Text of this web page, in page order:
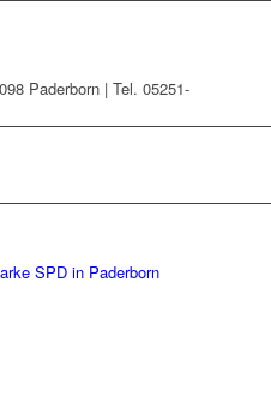
Paderborn | Tel. 05251-
SPD in Paderborn